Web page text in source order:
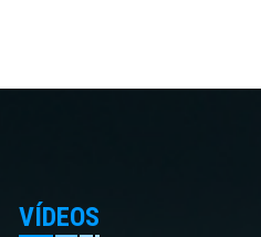
VÍDEOS